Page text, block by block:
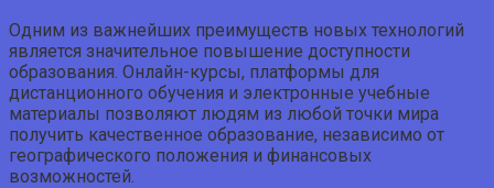
Одним из важнейших преимуществ новых технологий
является значительное повышение доступности
образования. Онлайн-курсы, платформы для
дистанционного обучения и электронные учебные
материалы позволяют людям из любой точки мира
получить качественное образование, независимо от
географического положения и финансовых
возможностей.